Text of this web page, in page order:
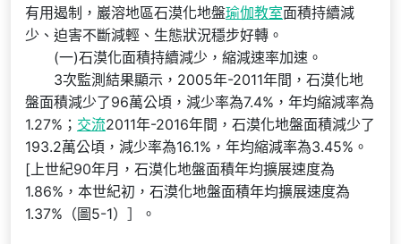
有用遏制，巖溶地區石漠化地盤瑜伽教室面積持續減
少、迫害不斷減輕、生態狀況穩步好轉。
(一)石漠化面積持續減少，縮減速率加速。
3次監測結果顯示，2005年-2011年間，石漠化地
盤面積減少了96萬公頃，減少率為7.4%，年均縮減率為
1.27%； 交流2011年-2016年間，石漠化地盤面積減少了
193.2萬公頃，減少率為16.1%，年均縮減率為3.45%。
[上世紀90年月，石漠化地盤面積年均擴展速度為
1.86%，本世紀初，石漠化地盤面積年均擴展速度為
1.37%（圖5-1）］。